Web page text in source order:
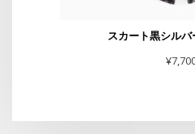
スカート黒シル
¥